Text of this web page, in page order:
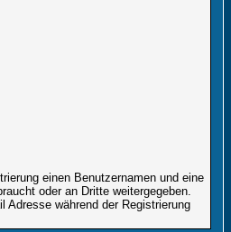
einen Benutzernamen und eine
oder an Dritte weitergegeben.
während der Registrierung